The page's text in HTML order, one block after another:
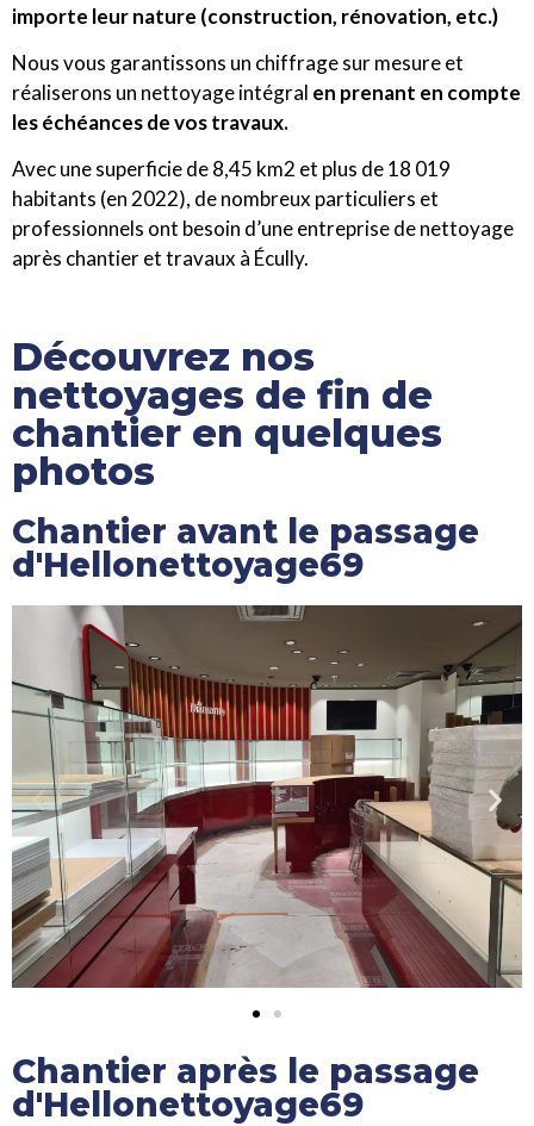
importe leur nature (construction, rénovation, etc.)
Nous vous garantissons un chiffrage sur mesure et
réaliserons un nettoyage intégral en prenant en compte
les échéances de vos travaux.
Avec une superficie de 8,45 km2 et plus de 18 019
habitants (en 2022), de nombreux particuliers et
professionnels ont besoin d’une entreprise de nettoyage
après chantier et travaux à Écully.
Découvrez nos
nettoyages de fin de
chantier en quelques
photos
Chantier avant le passage
d'Hellonettoyage69
Chantier après le passage
d'Hellonettoyage69